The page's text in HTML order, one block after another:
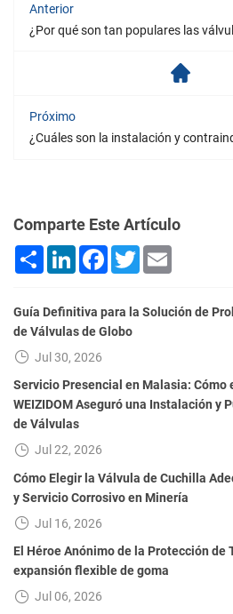
Anterior
Próximo
Comparte Este Artículo
ShareLinkedInFacebook
Twitter
Guía Definitiva para la Solución de
de Válvulas de Globo
Jul 30, 2026
Servicio Presencial en Malasia: Cómo
WEIZIDOM Aseguró una Instalación y
de Válvulas
Jul 22, 2026
Cómo Elegir la Válvula de Cuchilla
y Servicio Corrosivo en Minería
Jul 16, 2026
El Héroe Anónimo de la Protección de
expansión flexible de goma
Jul 06, 2026